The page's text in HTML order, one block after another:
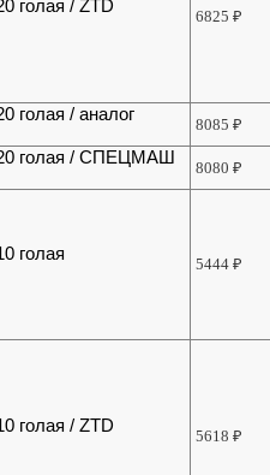
голая / ZTD
6825₽
голая / аналог
8085₽
голая / СПЕЦМАШ
8080₽
голая
5444₽
голая / ZTD
5618₽